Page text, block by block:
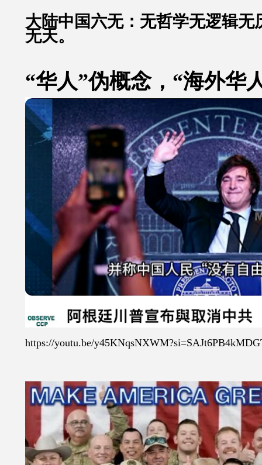
大陆中国六无：无哲学无逻辑无
无天。
“华人”伪概念，“海外华
https://youtu.be/